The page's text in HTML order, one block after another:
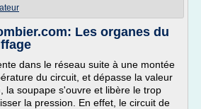
Les organes du
dans le réseau suite à une montée
du circuit, et dépasse la valeur
la soupape s'ouvre et libère le trop
la pression. En effet, le circuit de